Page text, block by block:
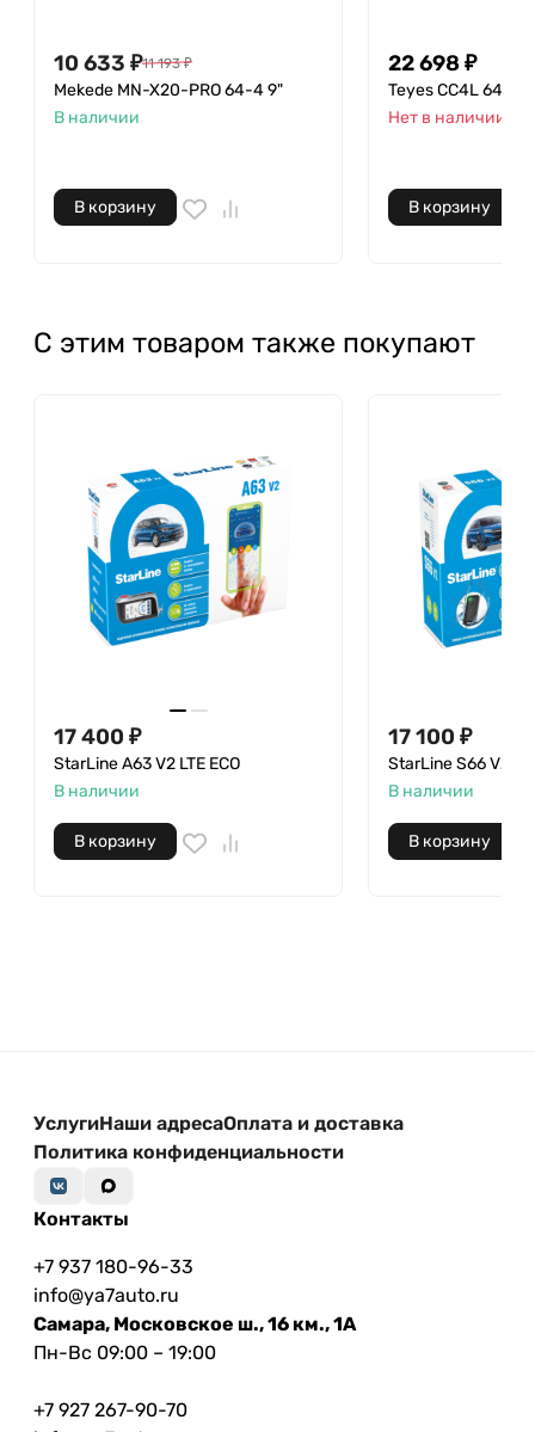
10 633 ₽11 193 ₽
Mekede MN-X20-PRO 64-4 9"
В наличии
В корзину
22 698 ₽
Teyes CC4L 64-6
Нет в наличии
В корзину
С этим товаром также покупают
17 400 ₽
StarLine А63 V2 LTE ECO
В наличии
В корзину
17 100 ₽
StarLine S66 V2
В наличии
В корзину
УслугиНаши адресаОплата и доставка
Политика конфиденциальности
Контакты
+7 937 180-96-33
info@ya7auto.ru
Самара, Московское ш., 16 км., 1А
Пн-Вс 09:00 – 19:00
+7 927 267-90-70